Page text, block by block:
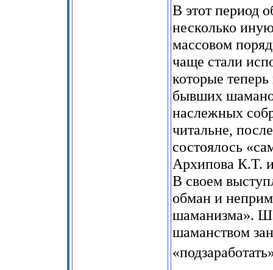
В этот период
несколько
массовом
чаще стали
которые
бывших
наслежных
читальне,
состоялось
Архипова К.Т.
В своем
обман и
шаманизма».
шаманством